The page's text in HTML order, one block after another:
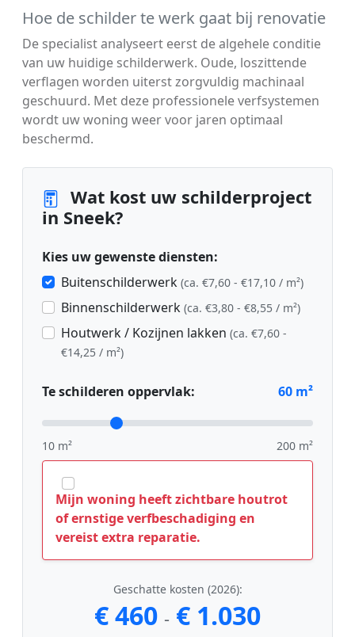
Hoe de schilder te werk gaat bij renovatie
De specialist analyseert eerst de algehele conditie
van uw huidige schilderwerk. Oude, loszittende
verflagen worden uiterst zorgvuldig machinaal
geschuurd. Met deze professionele verfsystemen
wordt uw woning weer voor jaren optimaal
beschermd.
Wat kost uw schilderproject
in Sneek?
Kies uw gewenste diensten:
Buitenschilderwerk (ca. €7,60 - €17,10 / m²)
Binnenschilderwerk (ca. €3,80 - €8,55 / m²)
Houtwerk / Kozijnen lakken (ca. €7,60 -
€14,25 / m²)
Te schilderen oppervlak: 60 m²
10 m² 200 m²
Mijn woning heeft zichtbare houtrot
of ernstige verfbeschadiging en
vereist extra reparatie.
Geschatte kosten (2026):
€ 460 - € 1.030